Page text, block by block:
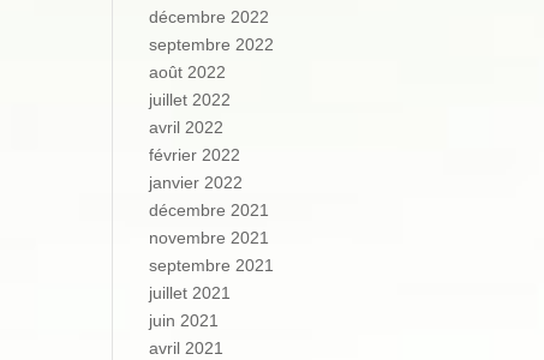
décembre 2022
septembre 2022
août 2022
juillet 2022
avril 2022
février 2022
janvier 2022
décembre 2021
novembre 2021
septembre 2021
juillet 2021
juin 2021
avril 2021